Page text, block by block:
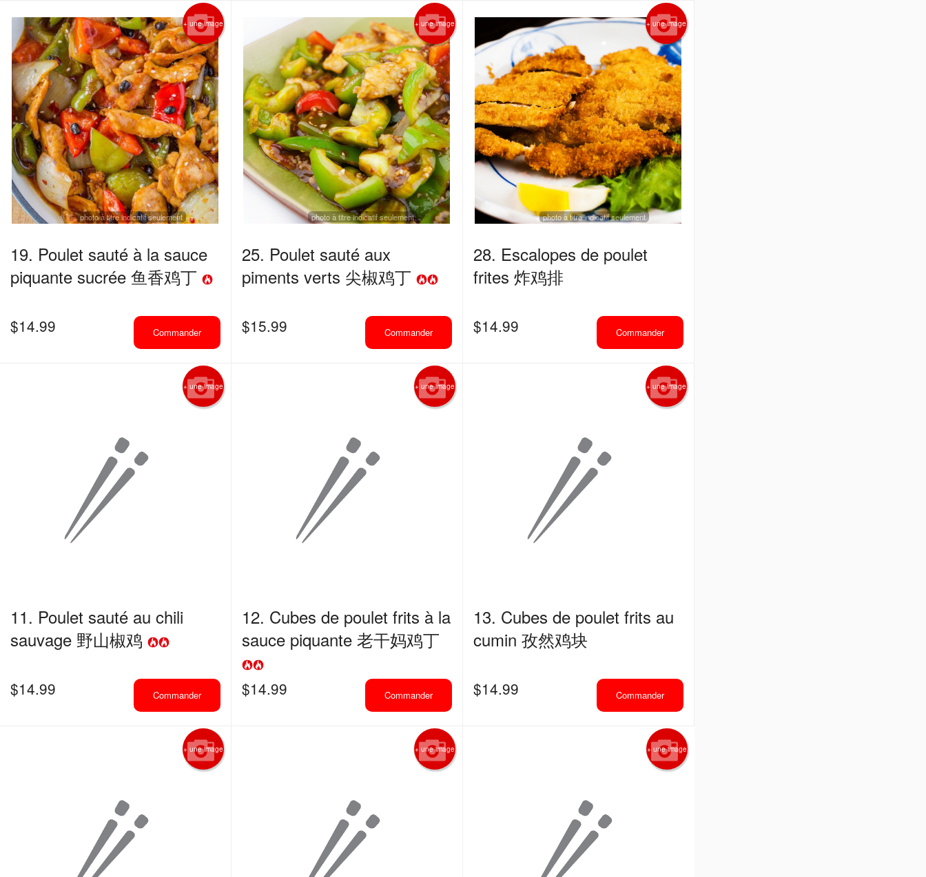
+ une image
photo à titre indicatif seulement
19. Poulet sauté à la sauce
piquante sucrée 鱼香鸡丁
$14.99 Commander
+ une image
photo à titre indicatif seulement
25. Poulet sauté aux
piments verts 尖椒鸡丁
$15.99 Commander
+ une image
photo à titre indicatif seulement
28. Escalopes de poulet
frites 炸鸡排
$14.99 Commander
+ une image
11. Poulet sauté au chili
sauvage 野山椒鸡
$14.99 Commander
+ une image
12. Cubes de poulet frits à la
sauce piquante 老干妈鸡丁
$14.99 Commander
+ une image
13. Cubes de poulet frits au
cumin 孜然鸡块
$14.99 Commander
+ une image + une image + une image